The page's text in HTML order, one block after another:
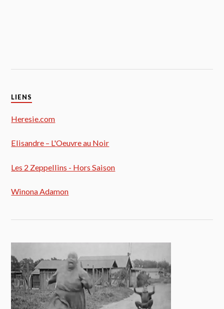
LIENS
Heresie.com
Elisandre – L'Oeuvre au Noir
Les 2 Zeppellins - Hors Saison
Winona Adamon